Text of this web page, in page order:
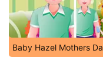
Baby Hazel Mothers